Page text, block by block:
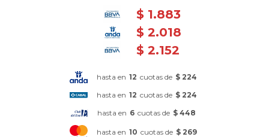
$ 1.883
$ 2.018
$ 2.152
hasta en 12 cuotas de $ 224
hasta en 12 cuotas de $ 224
hasta en 6 cuotas de $ 448
hasta en 10 cuotas de $ 269